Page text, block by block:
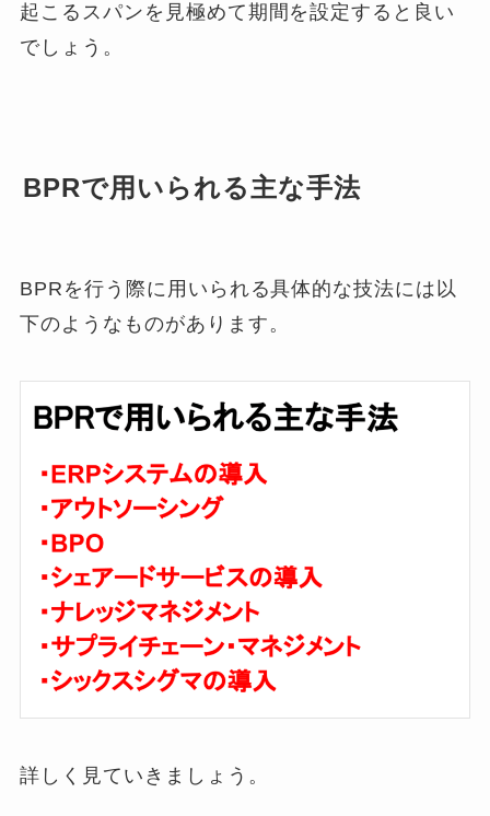
起こるスパンを見極めて期間を設定すると良い
でしょう。
BPRで用いられる主な手法
BPRを行う際に用いられる具体的な技法には以
下のようなものがあります。
詳しく見ていきましょう。